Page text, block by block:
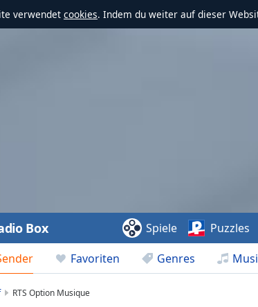
verwendet cookies. Indem du weiter auf dieser
Favoriten Genres
Box Spiele Puzzles
RTS Option Musique